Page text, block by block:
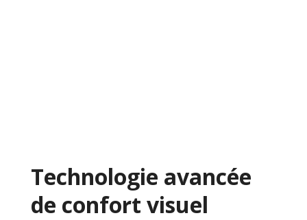
Technologie avancée
de confort visuel